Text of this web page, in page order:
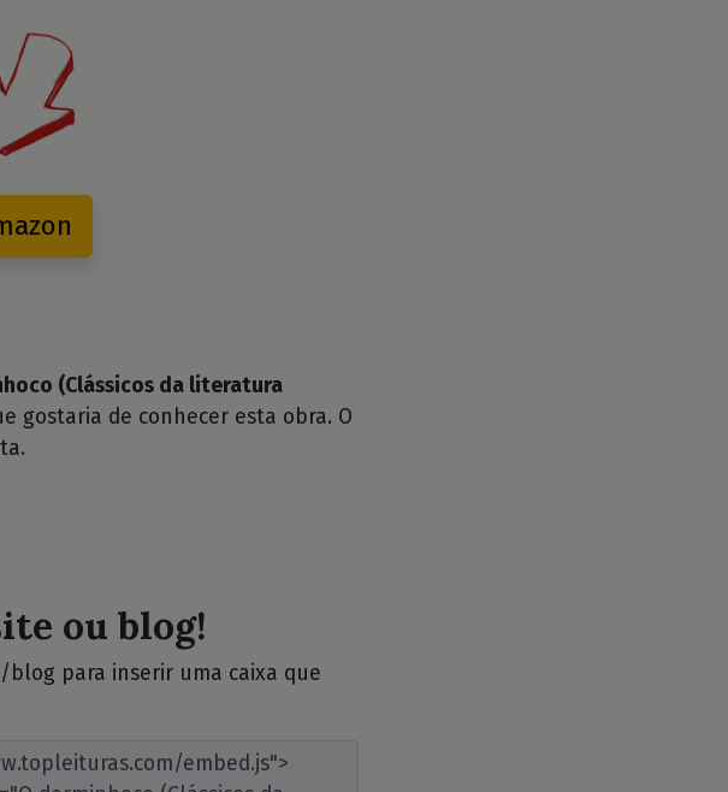
(Clássicos da literatura
gostaria de conhecer esta obra. O
ou blog!
blog para inserir uma caixa que